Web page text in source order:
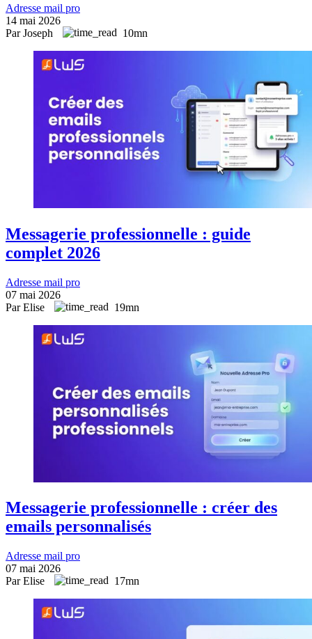
Adresse mail pro
14 mai 2026
Par Joseph
10mn
Messagerie professionnelle : guide
complet 2026
Adresse mail pro
07 mai 2026
Par Elise
19mn
Messagerie professionnelle : créer des
emails personnalisés
Adresse mail pro
07 mai 2026
Par Elise
17mn